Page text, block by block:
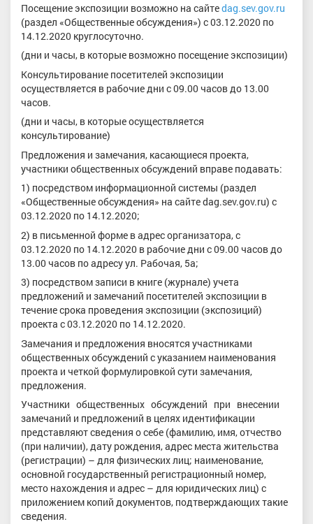
Посещение экспозиции возможно на сайтеdag.sev.gov.ru
(раздел «Общественные обсуждения») с 03.12.2020 по
14.12.2020 круглосуточно.
(дни и часы, в которые возможно посещение экспозиции)
Консультирование посетителей экспозиции
осуществляется в рабочие дни с 09.00 часов до 13.00
часов.
(дни и часы, в которые осуществляется
консультирование)
Предложения и замечания, касающиеся проекта,
участники общественных обсуждений вправе подавать:
1) посредством информационной системы (раздел
«Общественные обсуждения» на сайте dag.sev.gov.ru) с
03.12.2020 по 14.12.2020;
2) в письменной форме в адрес организатора, с
03.12.2020 по 14.12.2020 в рабочие дни с 09.00 часов до
13.00 часов по адресу ул. Рабочая, 5а;
3) посредством записи в книге (журнале) учета
предложений и замечаний посетителей экспозиции в
течение срока проведения экспозиции (экспозиций)
проекта с 03.12.2020 по 14.12.2020.
Замечания и предложения вносятся участниками
общественных обсуждений с указанием наименования
проекта и четкой формулировкой сути замечания,
предложения.
Участники общественных обсуждений при внесении
замечаний и предложений в целях идентификации
представляют сведения о себе (фамилию, имя, отчество
(при наличии), дату рождения, адрес места жительства
(регистрации) – для физических лиц; наименование,
основной государственный регистрационный номер,
место нахождения и адрес – для юридических лиц) с
приложением копий документов, подтверждающих такие
сведения.